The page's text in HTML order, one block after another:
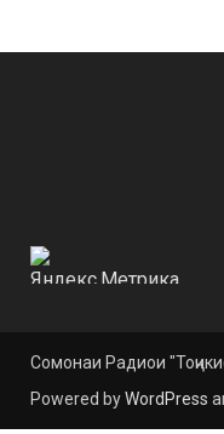
Сомонаи Радиои
Powered byWordPress